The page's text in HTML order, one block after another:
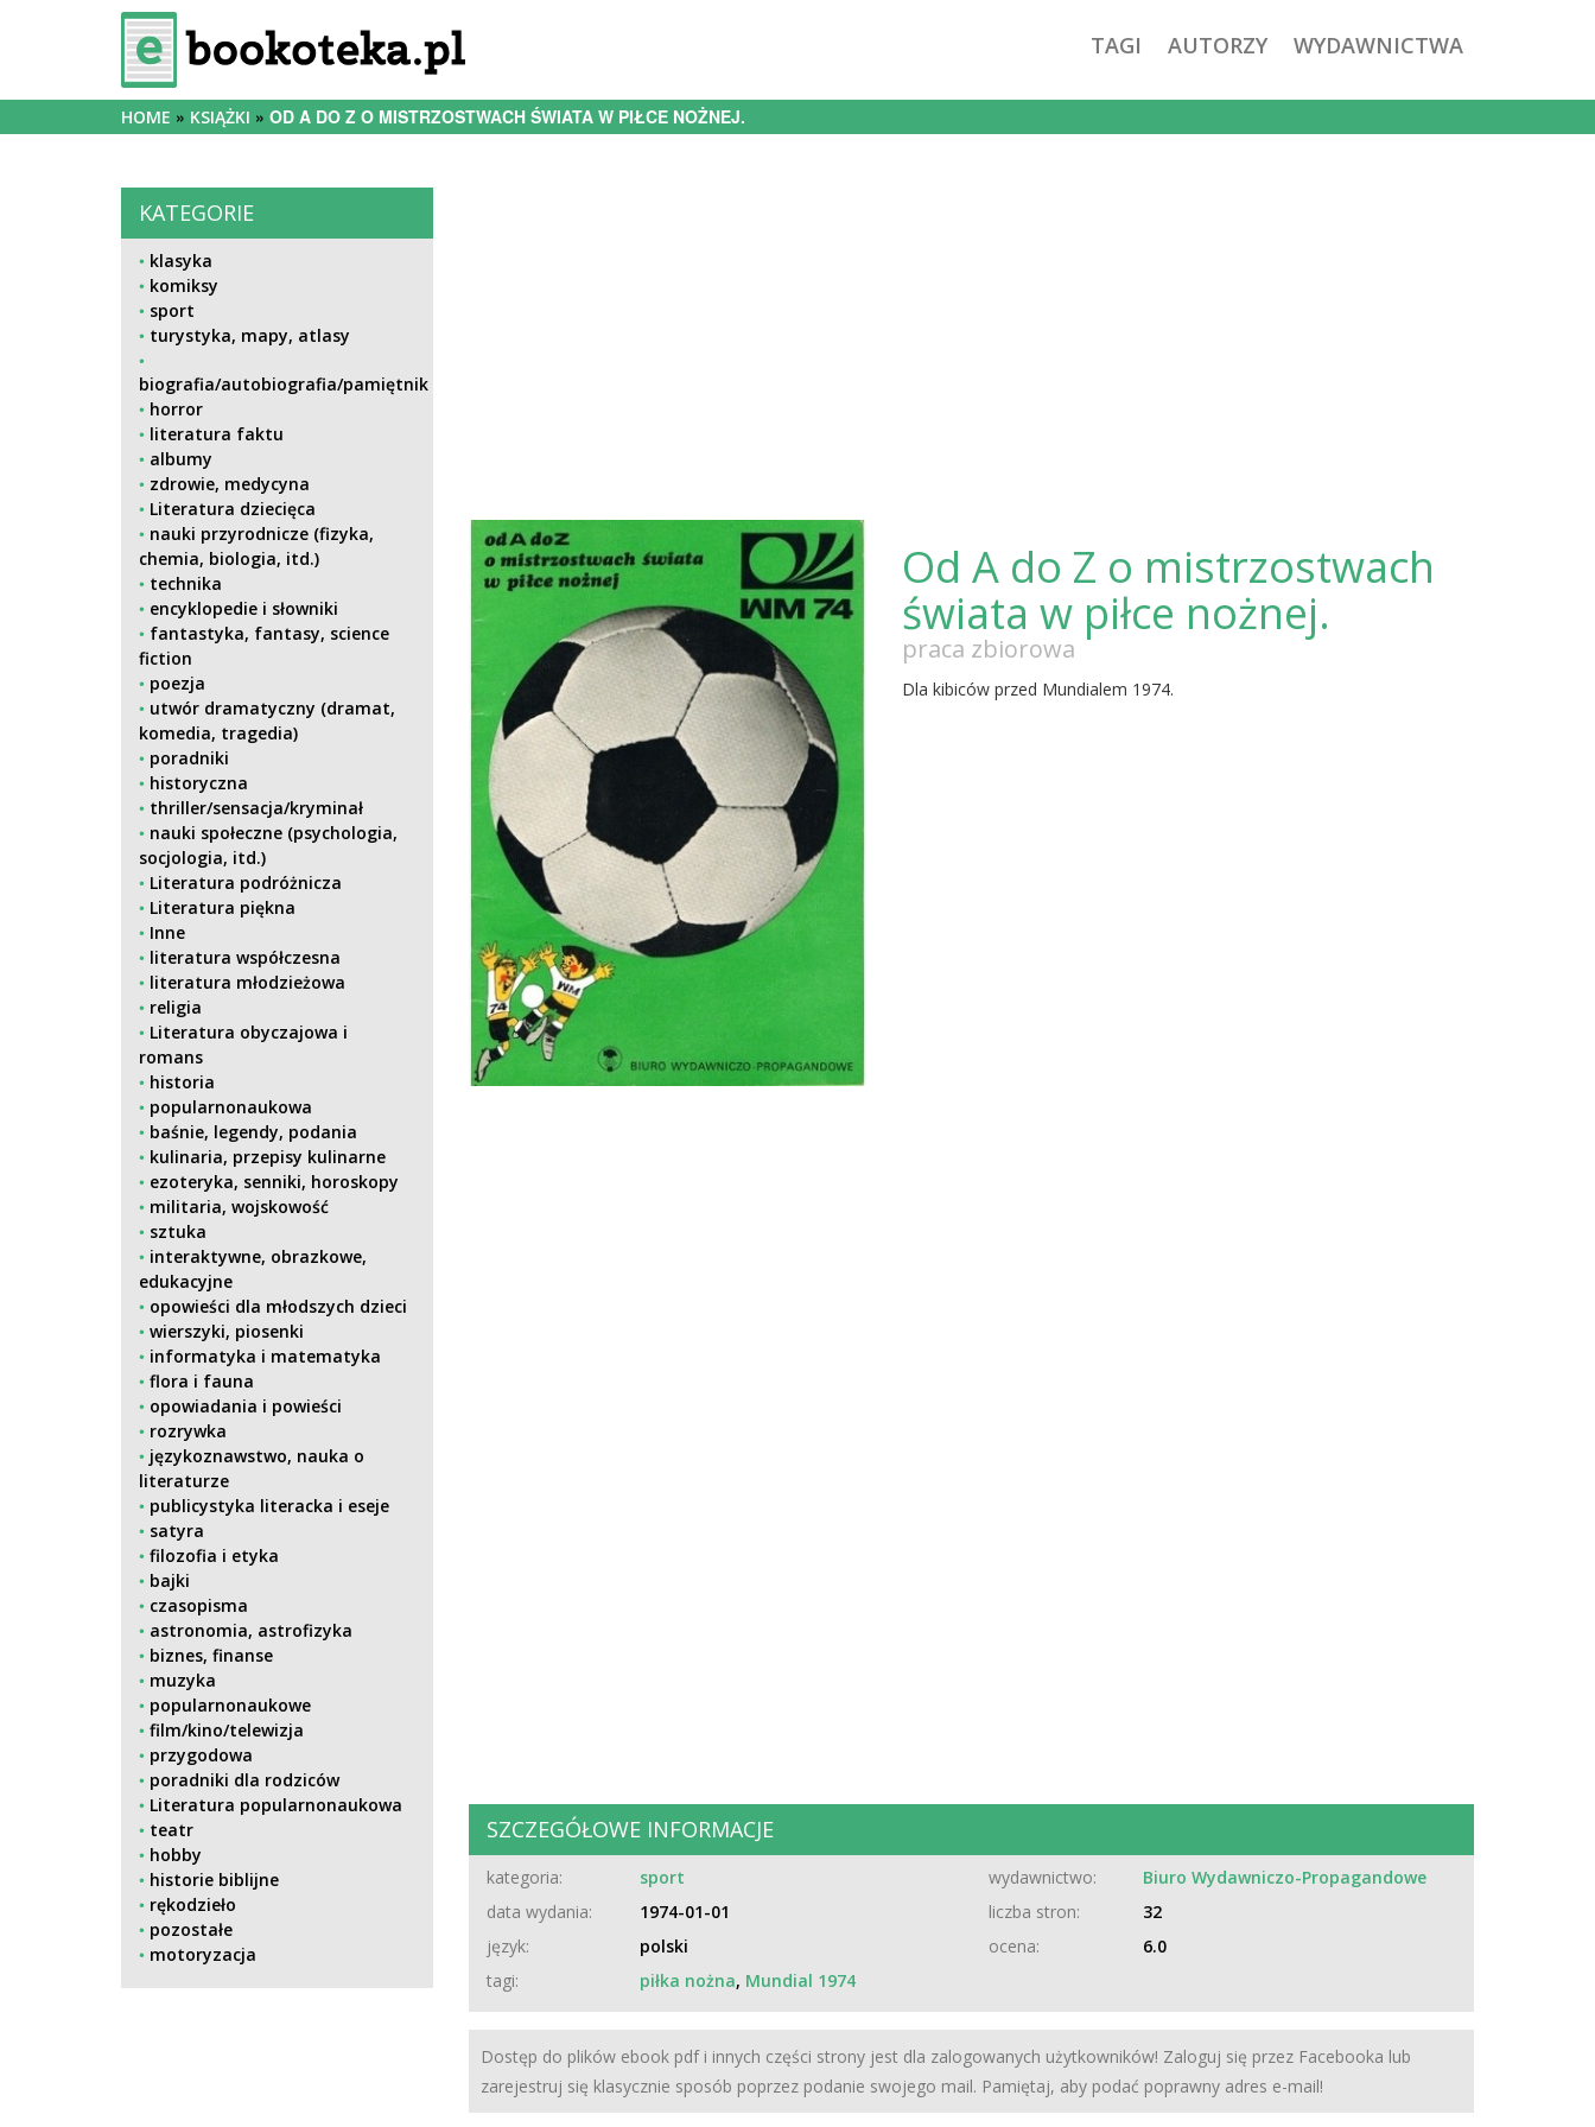
TAGI AUTORZY WYDAWNICTWA
HOME KSIĄŻKI OD A DO Z O MISTRZOSTWACH ŚWIATA W PIŁCE NOŻNEJ.
KATEGORIE
klasyka
komiksy
sport
turystyka, mapy, atlasy
biografia/autobiografia/pamiętnik
horror
literatura faktu
albumy
zdrowie, medycyna
Literatura dziecięca
nauki przyrodnicze (fizyka,
chemia, biologia, itd.)
technika
encyklopedie i słowniki
fantastyka, fantasy, science
fiction
poezja
utwór dramatyczny (dramat,
komedia, tragedia)
poradniki
historyczna
thriller/sensacja/kryminał
nauki społeczne (psychologia,
socjologia, itd.)
Literatura podróżnicza
Literatura piękna
Inne
literatura współczesna
literatura młodzieżowa
religia
Literatura obyczajowa i
romans
historia
popularnonaukowa
baśnie, legendy, podania
kulinaria, przepisy kulinarne
ezoteryka, senniki, horoskopy
militaria, wojskowość
sztuka
interaktywne, obrazkowe,
edukacyjne
opowieści dla młodszych dzieci
wierszyki, piosenki
informatyka i matematyka
flora i fauna
opowiadania i powieści
rozrywka
językoznawstwo, nauka o
literaturze
publicystyka literacka i eseje
satyra
filozofia i etyka
bajki
czasopisma
astronomia, astrofizyka
biznes, finanse
muzyka
popularnonaukowe
film/kino/telewizja
przygodowa
poradniki dla rodziców
Literatura popularnonaukowa
teatr
hobby
historie biblijne
rękodzieło
pozostałe
motoryzacja
Od A do Z o mistrzostwach
świata w piłce nożnej.
praca zbiorowa
Dla kibiców przed Mundialem 1974.
SZCZEGÓŁOWE INFORMACJE
kategoria: sport wydawnictwo:
Biuro Wydawniczo-Propagandowe
data wydania:
1974-01-01 liczba stron:
32
język:
polski ocena:
6.0
tagi:
piłka nożna, Mundial 1974
Dostęp do plików ebook pdf i innych części strony jest dla zalogowanych użytkowników! Zaloguj się przez Facebooka lub
zarejestruj się klasycznie sposób poprzez podanie swojego mail. Pamiętaj, aby podać poprawny adres e-mail!